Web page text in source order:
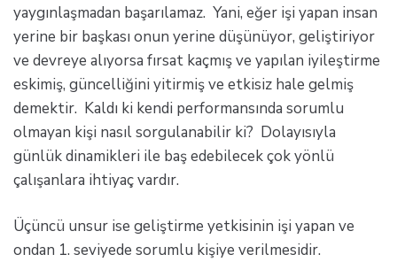
yaygınlaşmadan başarılamaz. Yani, eğer işi yapan insan
yerine bir başkası onun yerine düşünüyor, geliştiriyor
ve devreye alıyorsa fırsat kaçmış ve yapılan iyileştirme
eskimiş, güncelliğini yitirmiş ve etkisiz hale gelmiş
demektir. Kaldı ki kendi performansında sorumlu
olmayan kişi nasıl sorgulanabilir ki? Dolayısıyla
günlük dinamikleri ile baş edebilecek çok yönlü
çalışanlara ihtiyaç vardır.
Üçüncü unsur ise geliştirme yetkisinin işi yapan ve
ondan 1. seviyede sorumlu kişiye verilmesidir.